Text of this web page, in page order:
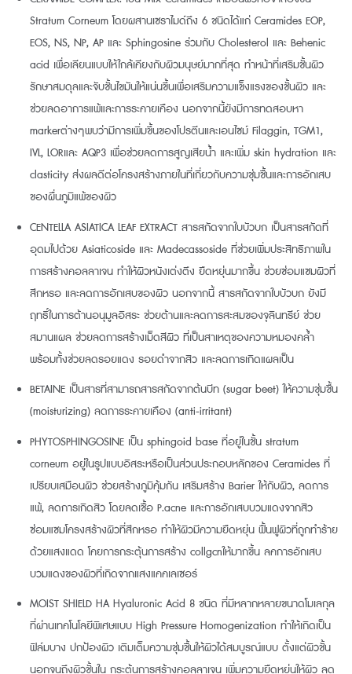
Stratum Corneum โดยผสานเซราไมด์ถึง 6 ชนิดได้แก่ Ceramides EOP,
EOS, NS, NP, AP และ Sphingosine ร่วมกับ Cholesterol และ Behenic
acid เพื่อเลียนแบบให้ใกล้เคียงกับผิวมนุษย์มากที่สุด ทำหน้าที่เสริมชั้นผิว
รักษาสมดุลและจับชั้นไขมันให้แน่นขึ้นเพื่อเสริมความแข็งแรงของชั้นผิว และ
ช่วยลดอาการแพ้และการระคายเคือง นอกจากนี้ยังมีการทดสอบหา
markerต่างๆพบว่ามีการเพิ่มขึ้นของโปรตีนและเอนไซม์ Filaggin, TGM1,
IVL, LORและ AQP3 เพื่อช่วยลดการสูญเสียน้ำ และเพิ่ม skin hydration และ
clasticity ส่งผลดีต่อโครงสร้างภายในที่เกี่ยวกับความชุ่มชื้นและการอักเสบ
ของผื่นภูมิแพ้ของผิว
CENTELLA ASIATICA LEAF EXTRACT สารสกัดจากใบบัวบก เป็นสารสกัดที่
อุดมไปด้วย Asiaticoside และ Madecassoside ที่ช่วยเพิ่มประสิทธิภาพใน
การสร้างคอลลาเจน ทำให้ผิวหนังเต่งตึง ยืดหยุ่นมากขึ้น ช่วยซ่อมแซมผิวที่
สึกหรอ และลดการอักเสบของผิว นอกจากนี้ สารสกัดจากใบบัวบก ยังมี
ฤทธิ์ในการต้านอนุมูลอิสระ ช่วยต้านและลดการสะสมของจุลินทรีย์ ช่วย
สมานแผล ช่วยลดการสร้างเม็ดสีผิว ที่เป็นสาเหตุของความหมองคล้ำ
พร้อมทั้งช่วยลดรอยแดง รอยดำจากสิว และลดการเกิดแผลเป็น
BETAINE เป็นสารที่สามารถสารสกัดจากต้นบีท (sugar beet) ให้ความชุ่มชื้น
(moisturizing) ลดการระคายเคือง (anti-irritant)
PHYTOSPHINGOSINE เป็น sphingoid base ที่อยู่ในชั้น stratum
corneum อยู่ในรูปแบบอิสระหรือเป็นส่วนประกอบหลักของ Ceramides ที่
เปรียบเสมือนผิว ช่วยสร้างภูมิคุ้มกัน เสริมสร้าง Barier ให้กับผิว, ลดการ
แพ้, ลดการเกิดสิว โดยลดเชื้อ P.acne และการอักเสบบวมแดงจากสิว
ซ่อมแซมโครงสร้างผิวที่สึกหรอ ทำให้ผิวมีความยืดหยุ่น ฟื้นฟูผิวที่ถูกทำร้าย
ด้วยแสงแดด โคยการกระตุ้นการสร้าง collgcnให้มากขึ้น ลคการอักเสบ
บวมแดงของผิวที่เกิดจากแสงแคคเลเซอร์
MOIST SHIELD HA Hyaluronic Acid 8 ชนิด ที่มีหลากหลายขนาดโมเลกุล
ที่ผ่านเทคโนโลยีพิเศษแบบ High Pressure Homogenization ทำให้เกิดเป็น
ฟิล์มบาง ปกป้องผิว เติมเต็มความชุ่มชื้นให้ผิวได้สมบูรณ์แบบ ตั้งแต่ผิวชั้น
นอกจนถึงผิวชั้นใน กระตุ้นการสร้างคอลลาเจน เพิ่มความยืดหยุ่นให้ผิว ลด